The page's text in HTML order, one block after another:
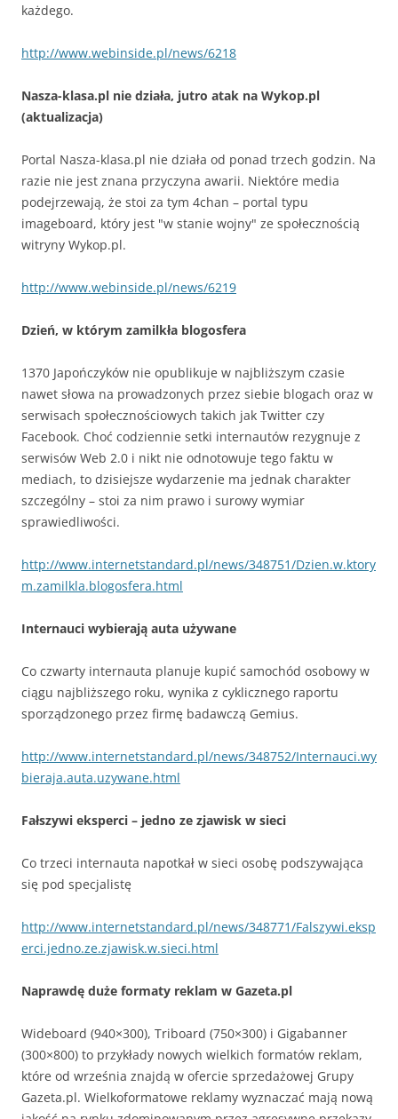
każdego.
http://www.webinside.pl/news/6218
Nasza-klasa.pl nie działa, jutro atak na Wykop.pl
(aktualizacja)
Portal Nasza-klasa.pl nie działa od ponad trzech godzin. Na
razie nie jest znana przyczyna awarii. Niektóre media
podejrzewają, że stoi za tym 4chan – portal typu
imageboard, który jest "w stanie wojny" ze społecznością
witryny Wykop.pl.
http://www.webinside.pl/news/6219
Dzień, w którym zamilkła blogosfera
1370 Japończyków nie opublikuje w najbliższym czasie
nawet słowa na prowadzonych przez siebie blogach oraz w
serwisach społecznościowych takich jak Twitter czy
Facebook. Choć codziennie setki internautów rezygnuje z
serwisów Web 2.0 i nikt nie odnotowuje tego faktu w
mediach, to dzisiejsze wydarzenie ma jednak charakter
szczególny – stoi za nim prawo i surowy wymiar
sprawiedliwości.
http://www.internetstandard.pl/news/348751/Dzien.w.ktory
m.zamilkla.blogosfera.html
Internauci wybierają auta używane
Co czwarty internauta planuje kupić samochód osobowy w
ciągu najbliższego roku, wynika z cyklicznego raportu
sporządzonego przez firmę badawczą Gemius.
http://www.internetstandard.pl/news/348752/Internauci.wy
bieraja.auta.uzywane.html
Fałszywi eksperci – jedno ze zjawisk w sieci
Co trzeci internauta napotkał w sieci osobę podszywająca
się pod specjalistę
http://www.internetstandard.pl/news/348771/Falszywi.eksp
erci.jedno.ze.zjawisk.w.sieci.html
Naprawdę duże formaty reklam w Gazeta.pl
Wideboard (940×300), Triboard (750×300) i Gigabanner
(300×800) to przykłady nowych wielkich formatów reklam,
które od września znajdą w ofercie sprzedażowej Grupy
Gazeta.pl. Wielkoformatowe reklamy wyznaczać mają nową